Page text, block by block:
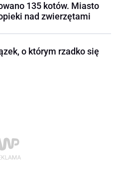
135 kotów. Miasto
nad zwierzętami
o którym rzadko się